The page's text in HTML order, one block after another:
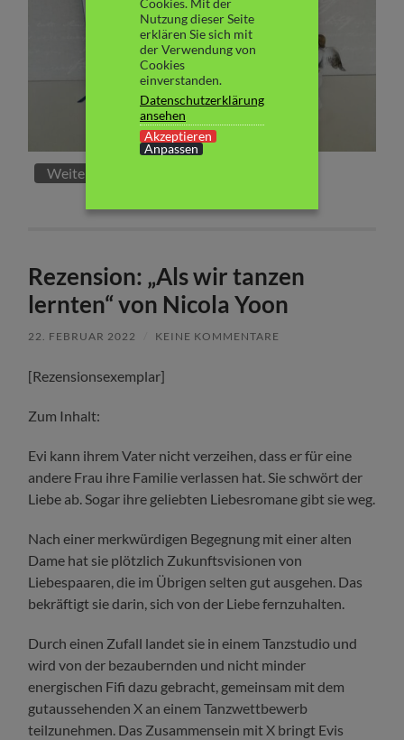
Weiterlesen
Rezension: „Als wir tanzen
lernten“ von Nicola Yoon
22. FEBRUAR 2022 KEINE KOMMENTARE
[Rezensionsexemplar]
Zum Inhalt:
Evi kann ihrem Vater nicht verzeihen, dass er für eine
andere Frau ihre Familie verlassen hat. Sie schwört der
Liebe ab. Sogar ihre geliebten Liebesromane gibt sie weg.
Nach einer merkwürdigen Begegnung mit einer alten
Dame hat sie plötzlich Zukunftsvisionen von
Liebespaaren, die im Übrigen selten gut ausgehen. Das
bekräftigt sie darin, sich von der Liebe fernzuhalten.
Durch einen Zufall landet sie in einem Tanzstudio und
wird von der bezaubernden und nicht minder
energischen Fifi dazu gebracht, gemeinsam mit dem
gutaussehenden X an einem Tanzwettbewerb
teilzunehmen. Das Zusammensein mit X bringt Evis
Cookies. Mit der
Nutzung dieser Seite
erklären Sie sich mit
der Verwendung von
Cookies
einverstanden.
Datenschutzerklärung
ansehen
Akzeptieren
Anpassen